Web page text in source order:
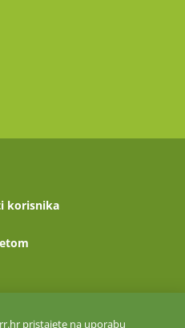
korisnika
pristajete na uporabu